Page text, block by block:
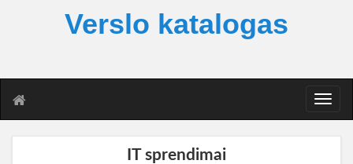
Verslo katalogas
T
o
IT sprendimai